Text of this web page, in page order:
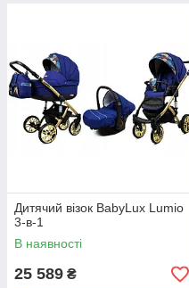
Дитячий візок BabyLux Lumio
3-в-1
В наявності
25 589 ₴